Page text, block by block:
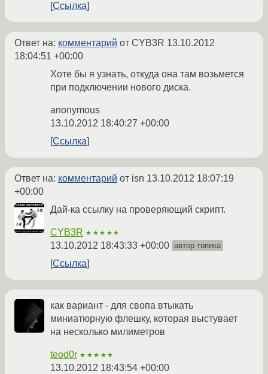
Ссылка
Ответ на: комментарий от CYB3R 13.10.2012
18:04:51 +00:00
Хоте бы я узнать, откуда она там возьмется
при подключении нового диска.
anonymous
13.10.2012 18:40:27 +00:00
Ссылка
Ответ на: комментарий от isn 13.10.2012 18:07:19
+00:00
Дай-ка ссылку на проверяющий скрипт.
CYB3R ★★★★★
13.10.2012 18:43:33 +00:00 автор топика
Ссылка
как вариант - для свопа втыкать
миниатюрную флешку, которая выстувает
на несколько милиметров
teod0r ★★★★★
13.10.2012 18:43:54 +00:00